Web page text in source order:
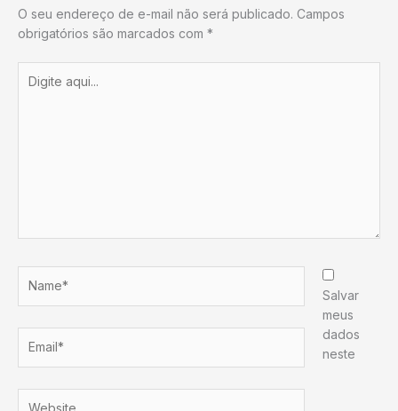
O seu endereço de e-mail não será publicado. Campos
obrigatórios são marcados com *
aqui...
Salvar
meus
dados
neste